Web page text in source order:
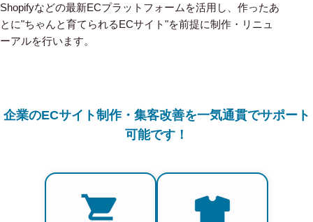
Shopifyなどの最新ECプラットフォームを活用し、作ったあ
とに"ちゃんと育てられるECサイト"を前提に制作・リニュ
ーアルを行います。
企業のECサイト制作・集客改善を一気通貫でサポート
可能です！